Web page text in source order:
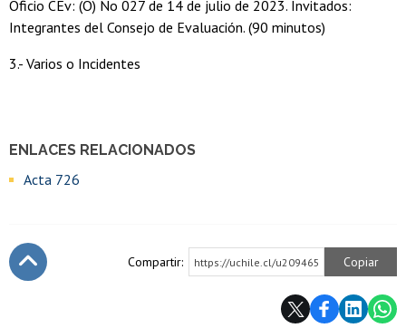
ENLACES RELACIONADOS
Acta 726
Oficio CEv: (O) No 027 de 14 de julio de 2023. Invitados:
Integrantes del Consejo de Evaluación. (90 minutos)
3.- Varios o Incidentes
Compartir: https://uchile.cl/u209465 Copiar